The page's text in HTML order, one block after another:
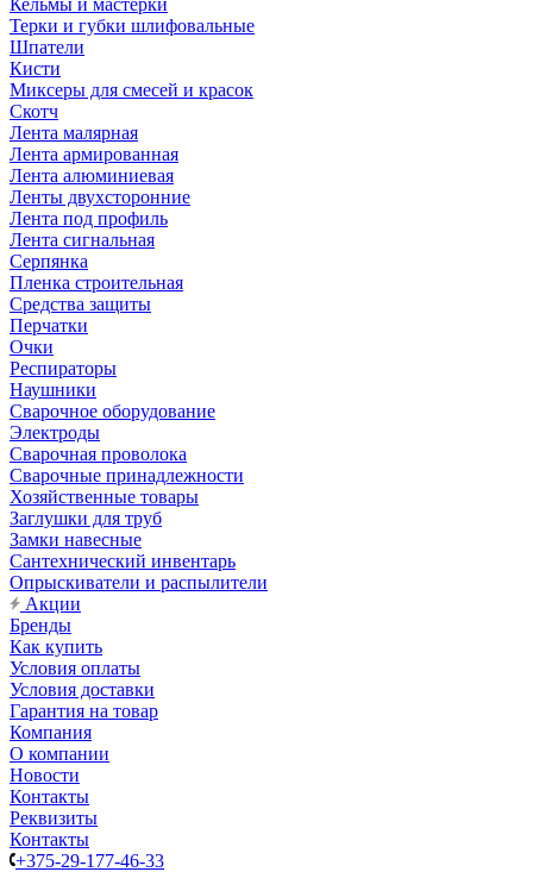
Кельмы и мастерки
Терки и губки шлифовальные
Шпатели
Кисти
Миксеры для смесей и красок
Скотч
Лента малярная
Лента армированная
Лента алюминиевая
Ленты двухсторонние
Лента под профиль
Лента сигнальная
Серпянка
Пленка строительная
Средства защиты
Перчатки
Очки
Респираторы
Наушники
Сварочное оборудование
Электроды
Сварочная проволока
Сварочные принадлежности
Хозяйственные товары
Заглушки для труб
Замки навесные
Сантехнический инвентарь
Опрыскиватели и распылители
Акции
Бренды
Как купить
Условия оплаты
Условия доставки
Гарантия на товар
Компания
О компании
Новости
Контакты
Реквизиты
Контакты
+375-29-177-46-33